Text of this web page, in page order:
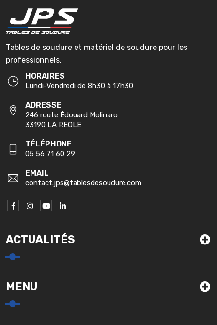
Tables de soudure et matériel de soudure pour les
professionnels.
HORAIRES
Lundi-Vendredi de 8h30 à 17h30
ADRESSE
246 route Édouard Molinaro
33190 LA REOLE
TÉLÉPHONE
05 56 71 60 29
EMAIL
contact.jps@tablesdesoudure.com
ACTUALITÉS
MENU